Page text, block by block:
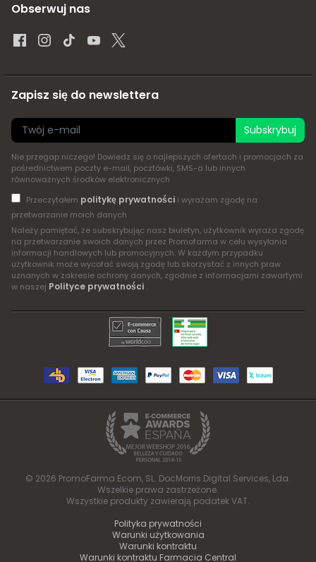
Obserwuj nas
Zapisz się do newslettera
Subskrybuj
Nie przegap niczego! Dowiedz się o najlepszych ofertach i promocjach za
pośrednictwem poczty e-mail, pocztówki, SMS-a lub innych
równoważnych środków elektronicznych
Przeczytałem politykę prywatnościi wyrażam zgodę na
przetwarzanie moich danych
Należy pamiętać, że subskrybując nasz biuletyn, użytkownik wyraża zgodę
na przetwarzanie swoich danych przez Promofarma w celu wysyłania
informacji handlowych lub promocyjnych. W każdym przypadku
użytkownik może wycofać swoją zgodę lub skorzystać z innych praw
uznanych w zakresie ochrony danych, zgodnie z informacjami zawartymi
w naszej Polityce prywatności .
© 2026 PromoFarma Ecom, SL. DocMorris Digital Services, Lda.
Wszelkie prawa zastrzeżone.
Wszystkie produkty zawierają podatek VAT.
Polityka prywatności
Warunki użytkowania
Warunki kontraktu
Warunki kontraktu Farmacia Central